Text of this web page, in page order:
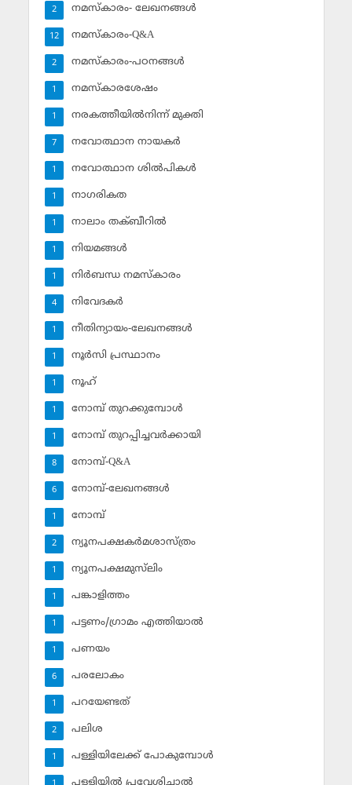
നമസ്‌കാരം- ലേഖനങ്ങള്‍
2
നമസ്‌കാരം-Q&A
12
നമസ്‌കാരം-പഠനങ്ങള്‍
2
നമസ്‌കാരശേഷം
1
നരകത്തീയില്‍നിന്ന് മുക്തി
1
നവോത്ഥാന നായകര്‍
7
നവോത്ഥാന ശില്‍പികള്‍
1
നാഗരികത
1
നാലാം തക്ബീറില്‍
1
നിയമങ്ങള്‍
1
നിര്‍ബന്ധ നമസ്‌കാരം
1
നിവേദകര്‍
4
നീതിന്യായം-ലേഖനങ്ങള്‍
1
നൂര്‍സി പ്രസ്ഥാനം
1
നൂഹ്‌
1
നോമ്പ് തുറക്കുമ്പോള്‍
1
നോമ്പ് തുറപ്പിച്ചവര്‍ക്കായി
1
നോമ്പ്-Q&A
8
നോമ്പ്-ലേഖനങ്ങള്‍
6
നോമ്പ്‌
1
ന്യൂനപക്ഷകര്‍മശാസ്ത്രം
2
ന്യൂനപക്ഷമുസ്‌ലിം
1
പങ്കാളിത്തം
1
പട്ടണം/ഗ്രാമം എത്തിയാല്‍
1
പണയം
1
പരലോകം
6
പറയേണ്ടത്
1
പലിശ
2
പള്ളിയിലേക്ക് പോകുമ്പോള്‍
1
പള്ളിയില്‍ പ്രവേശിച്ചാല്‍